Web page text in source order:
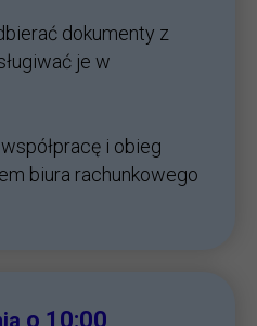
dokumenty z
je w
i obieg
biura rachunkowego
o 10:00